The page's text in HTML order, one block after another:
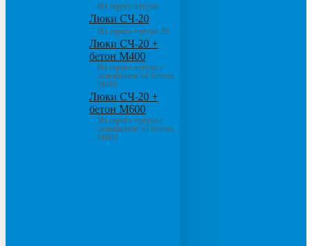
Из серого чугуна
Люки СЧ-20
Из серого чугуна 20
Люки СЧ-20 +
бетон М400
Из серого чугуна с
основанием из бетона
М400
Люки СЧ-20 +
бетон М600
Из серого чугуна с
основанием из бетона
М600